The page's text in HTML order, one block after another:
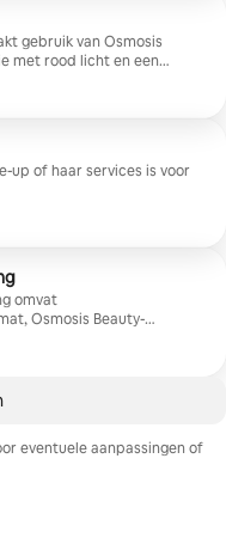
gebruik van Osmosis
met rood licht en een
up of haar services is voor
omvat
Osmosis Beauty-
eventuele aanpassingen of